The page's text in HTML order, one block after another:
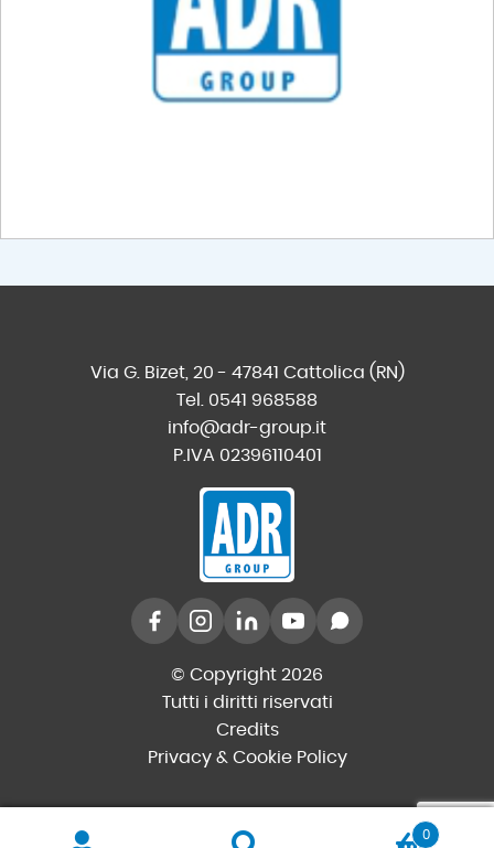
Via G. Bizet, 20 - 47841 Cattolica (RN)
Tel. 0541 968588
info@adr-group.it
P.IVA 02396110401
© Copyright 2026
Tutti i diritti riservati
Credits
Privacy & Cookie Policy
0